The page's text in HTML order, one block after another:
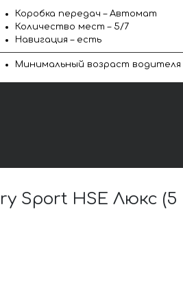
Коробка передач – Автомат
Количество мест – 5/7
Навигация – есть
Минимальный возраст водителя
Sport HSE Люкс (5